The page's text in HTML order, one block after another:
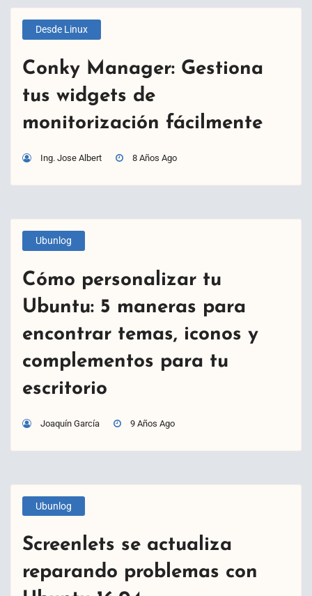
Desde Linux
Conky Manager: Gestiona
tus widgets de
monitorización fácilmente
Ing. Jose Albert 8 Años Ago
Ubunlog
Cómo personalizar tu
Ubuntu: 5 maneras para
encontrar temas, iconos y
complementos para tu
escritorio
Joaquín García 9 Años Ago
Ubunlog
Screenlets se actualiza
reparando problemas con